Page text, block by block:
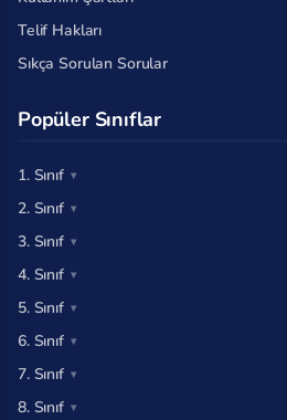
Telif Hakları
Sıkça Sorulan Sorular
Popüler Sınıflar
1. Sınıf
2. Sınıf
3. Sınıf
4. Sınıf
5. Sınıf
6. Sınıf
7. Sınıf
8. Sınıf